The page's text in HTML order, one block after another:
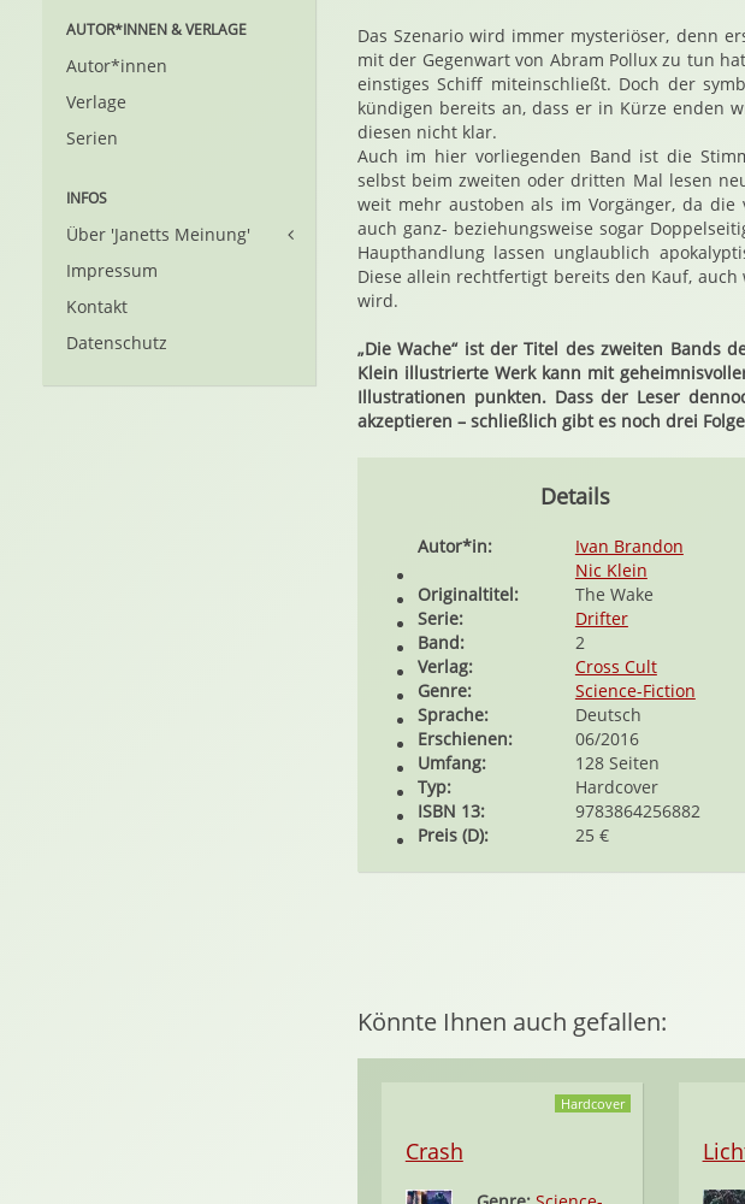
Das Szenario wird immer mysteriöser, denn
mit der Gegenwart von Abram Pollux zu tun
einstiges Schiff miteinschließt. Doch der
kündigen bereits an, dass er in Kürze enden
diesen nicht klar.
Auch im hier vorliegenden Band ist die
selbst beim zweiten oder dritten Mal lesen
weit mehr austoben als im Vorgänger, da
auch ganz- beziehungsweise sogar
Haupthandlung lassen unglaublich
Diese allein rechtfertigt bereits den Kauf,
wird.
„Die Wache“ ist der Titel des zweiten Bands
Klein illustrierte Werk kann mit
Illustrationen punkten. Dass der Leser
akzeptieren – schließlich gibt es noch drei
Details
Autor*in:
Ivan Brandon
Nic Klein
Originaltitel:
The Wake
Serie:
Drifter
Band:
2
Verlag:
Cross Cult
Genre:
Science-Fiction
Sprache:
Deutsch
Erschienen:
06/2016
Umfang:
128 Seiten
Typ:
Hardcover
ISBN 13:
9783864256882
Preis (D):
25 €
Könnte Ihnen auch gefallen:
Hardcover
Crash
AUTOR*INNEN & VERLAGE
Autor*innen
Verlage
Serien
INFOS
Über 'Janetts Meinung'
Impressum
Kontakt
Datenschutz